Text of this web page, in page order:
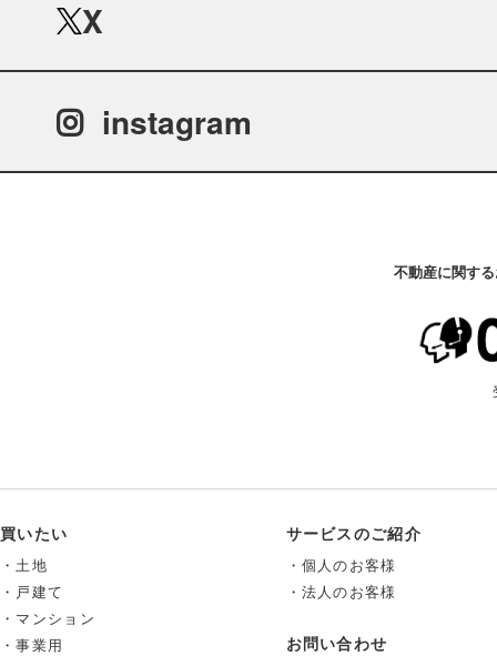
X
instagram
不動産に関す
買いたい
・土地
・戸建て
・マンション
・事業用
サービスのご紹介
・個人のお客様
・法人のお客様
お問い合わせ